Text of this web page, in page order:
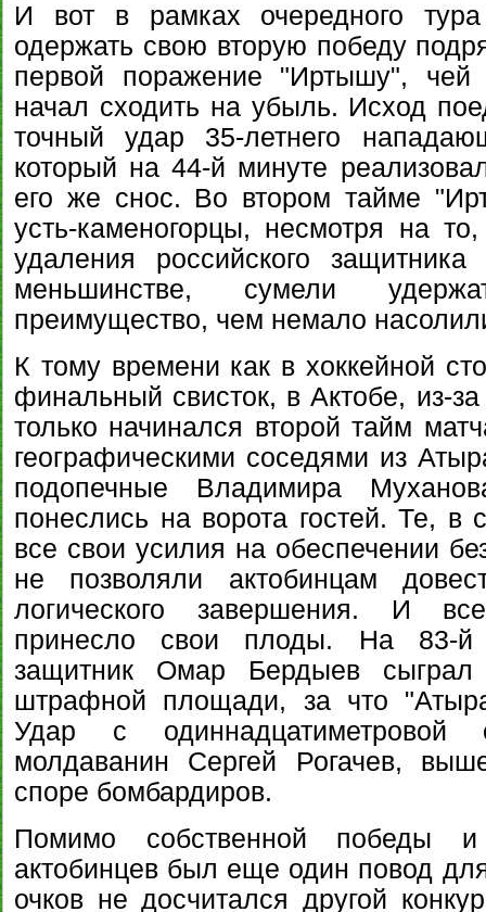
И вот в рамках очередного тура
одержать свою вторую победу
первой поражение "Иртышу", чей
начал сходить на убыль. Исход
точный удар 35-летнего
который на 44-й минуте
его же снос. Во втором тайме
усть-каменогорцы, несмотря на
удаления российского
меньшинстве, сумели
преимущество, чем немало
К тому времени как в хоккейной
финальный свисток, в Актобе, из-
только начинался второй тайм
географическими соседями из
подопечные Владимира
понеслись на ворота гостей. Те, в
все свои усилия на обеспечении
не позволяли актобинцам
логического завершения. И
принесло свои плоды. На 83-й
защитник Омар Бердыев
штрафной площади, за что
Удар с одиннадцатиметровой
молдаванин Сергей Рогачев,
споре бомбардиров.
Помимо собственной победы
актобинцев был еще один повод
очков не досчитался другой